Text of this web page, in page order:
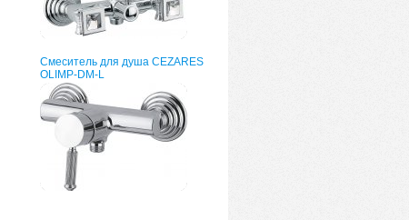
Смеситель для душа CEZARES
OLIMP-DM-L